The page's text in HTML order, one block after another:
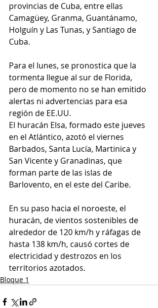
provincias de Cuba, entre ellas
Camagüey, Granma, Guantánamo,
Holguín y Las Tunas, y Santiago de
Cuba.
Para el lunes, se pronostica que la
tormenta llegue al sur de Florida,
pero de momento no se han emitido
alertas ni advertencias para esa
región de EE.UU.
El huracán Elsa, formado este jueves
en el Atlántico, azotó el viernes
Barbados, Santa Lucía, Martinica y
San Vicente y Granadinas, que
forman parte de las islas de
Barlovento, en el este del Caribe.
En su paso hacia el noroeste, el
huracán, de vientos sostenibles de
alrededor de 120 km/h y ráfagas de
hasta 138 km/h, causó cortes de
electricidad y destrozos en los
territorios azotados.
Bloque 1